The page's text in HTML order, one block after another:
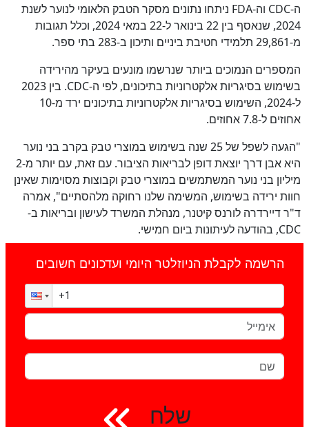
ה-CDC וה-FDA ניתחו נתונים מסקר הטבק הלאומי לנוער לשנת
2024, שנאסף בין 22 בינואר ל-22 במאי 2024, וכלל תגובות
מ-29,861 תלמידי חטיבת ביניים ותיכון ב-283 בתי ספר.
המספרים הנמוכים ביותר שנרשמו מונעים בעיקר מהירידה
בשימוש בסיגריות אלקטרוניות בתיכונים, לפי ה-CDC. בין 2023
ל-2024, השימוש בסיגריות אלקטרוניות בתיכונים ירד מ-10
אחוזים ל-7.8 אחוזים.
"הגעה לשפל של 25 שנה בשימוש במוצרי טבק בקרב בני נוער
היא אבן דרך יוצאת דופן לבריאות הציבור. עם זאת, עם יותר מ-2
מיליון בני נוער המשתמשים במוצרי טבק וקבוצות מסוימות שאינן
חוות ירידה בשימוש, המשימה שלנו רחוקה מלהסתיים", אמרה
ד"ר דיירדרה לורנס קיטנר, מנהלת המשרד לעישון ובריאות ב-
CDC, בהודעה לעיתונות ביום חמישי.
הרשמה לקבלת הניוזלטר היומי ועדכונים חשובים
שלח